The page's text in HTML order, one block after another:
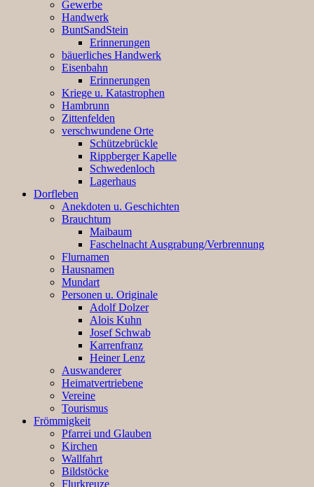
Gewerbe
Handwerk
BuntSandStein
Erinnerungen
bäuerliches Handwerk
Eisenbahn
Erinnerungen
Kriege u. Katastrophen
Hambrunn
Zittenfelden
verschwundene Orte
Schützebrückle
Rippberger Kapelle
Schwedenloch
Lagerhaus
Dorfleben
Anekdoten u. Geschichten
Brauchtum
Maibaum
Faschelnacht Ausgrabung/Verbrennung
Flurnamen
Hausnamen
Mundart
Personen u. Originale
Adolf Dolzer
Alois Kuhn
Josef Schwab
Karrenfranz
Heiner Lenz
Auswanderer
Heimatvertriebene
Vereine
Tourismus
Frömmigkeit
Pfarrei und Glauben
Kirchen
Wallfahrt
Bildstöcke
Flurkreuze